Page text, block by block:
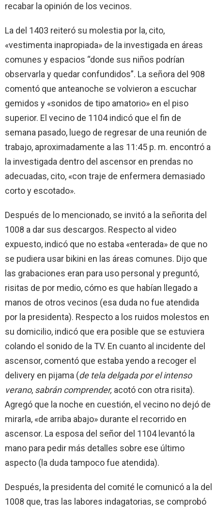
recabar la opinión de los vecinos.
La del 1403 reiteró su molestia por la, cito,
«vestimenta inapropiada» de la investigada en áreas
comunes y espacios “donde sus niños podrían
observarla y quedar confundidos”. La señora del 908
comentó que anteanoche se volvieron a escuchar
gemidos y «sonidos de tipo amatorio» en el piso
superior. El vecino de 1104 indicó que el fin de
semana pasado, luego de regresar de una reunión de
trabajo, aproximadamente a las 11:45 p. m. encontró a
la investigada dentro del ascensor en prendas no
adecuadas, cito, «con traje de enfermera demasiado
corto y escotado».
Después de lo mencionado, se invitó a la señorita del
1008 a dar sus descargos. Respecto al video
expuesto, indicó que no estaba «enterada» de que no
se pudiera usar bikini en las áreas comunes. Dijo que
las grabaciones eran para uso personal y preguntó,
risitas de por medio, cómo es que habían llegado a
manos de otros vecinos (esa duda no fue atendida
por la presidenta). Respecto a los ruidos molestos en
su domicilio, indicó que era posible que se estuviera
colando el sonido de la TV. En cuanto al incidente del
ascensor, comentó que estaba yendo a recoger el
delivery en pijama (de tela delgada por el intenso
verano, sabrán comprender, acotó con otra risita).
Agregó que la noche en cuestión, el vecino no dejó de
mirarla, «de arriba abajo» durante el recorrido en
ascensor. La esposa del señor del 1104 levantó la
mano para pedir más detalles sobre ese último
aspecto (la duda tampoco fue atendida).
Después, la presidenta del comité le comunicó a la del
1008 que, tras las labores indagatorias, se comprobó